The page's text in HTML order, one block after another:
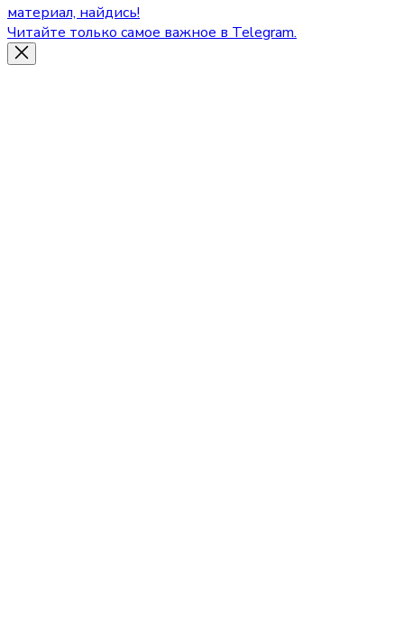
материал, найдись!
Читайте только самое важное в Telegram.